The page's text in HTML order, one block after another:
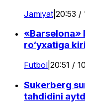
Jamiyat 20:53 /
«Barselona»
ro‘yxatiga
Futbol 20:51 /
Sukerberg
tahdidini